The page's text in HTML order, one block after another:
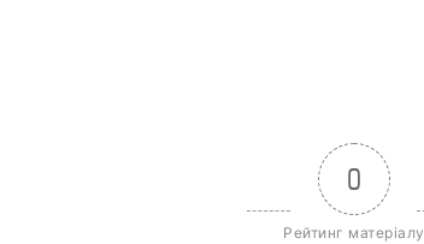
0
Рейтинг матеріалу